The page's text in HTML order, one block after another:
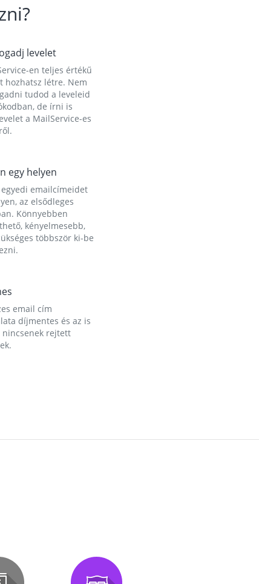
levelet
en teljes értékű
hozhatsz létre. Nem
tudod a leveleid
de írni is
a MailService-es
egy helyen
egyedi emailcímeidet
az elsődleges
Könnyebben
kényelmesebb,
többször ki-be
email cím
díjmentes és az is
nincsenek rejtett